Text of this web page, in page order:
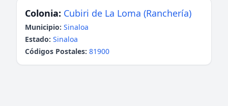
Colonia: Cubiri de La Loma (Ranchería)
Municipio: Sinaloa
Estado: Sinaloa
Códigos Postales: 81900